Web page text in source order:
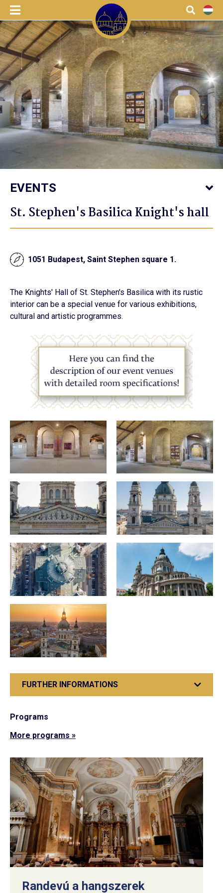
menu Search
HU
EVENTS
St. Stephen's Basilica Knight's hall
1051 Budapest, Saint Stephen square 1.
The Knights' Hall of St. Stephen's Basilica with its rustic
interior can be a special venue for various exhibitions,
cultural and artistic programmes.
FURTHER INFORMATIONS
Programs
More programs »
Randevú a hangszerek